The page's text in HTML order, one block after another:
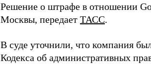
Решение о штрафе в отношении
Москвы, передает ТАСС.
В суде уточнили, что компания
Кодекса об административных